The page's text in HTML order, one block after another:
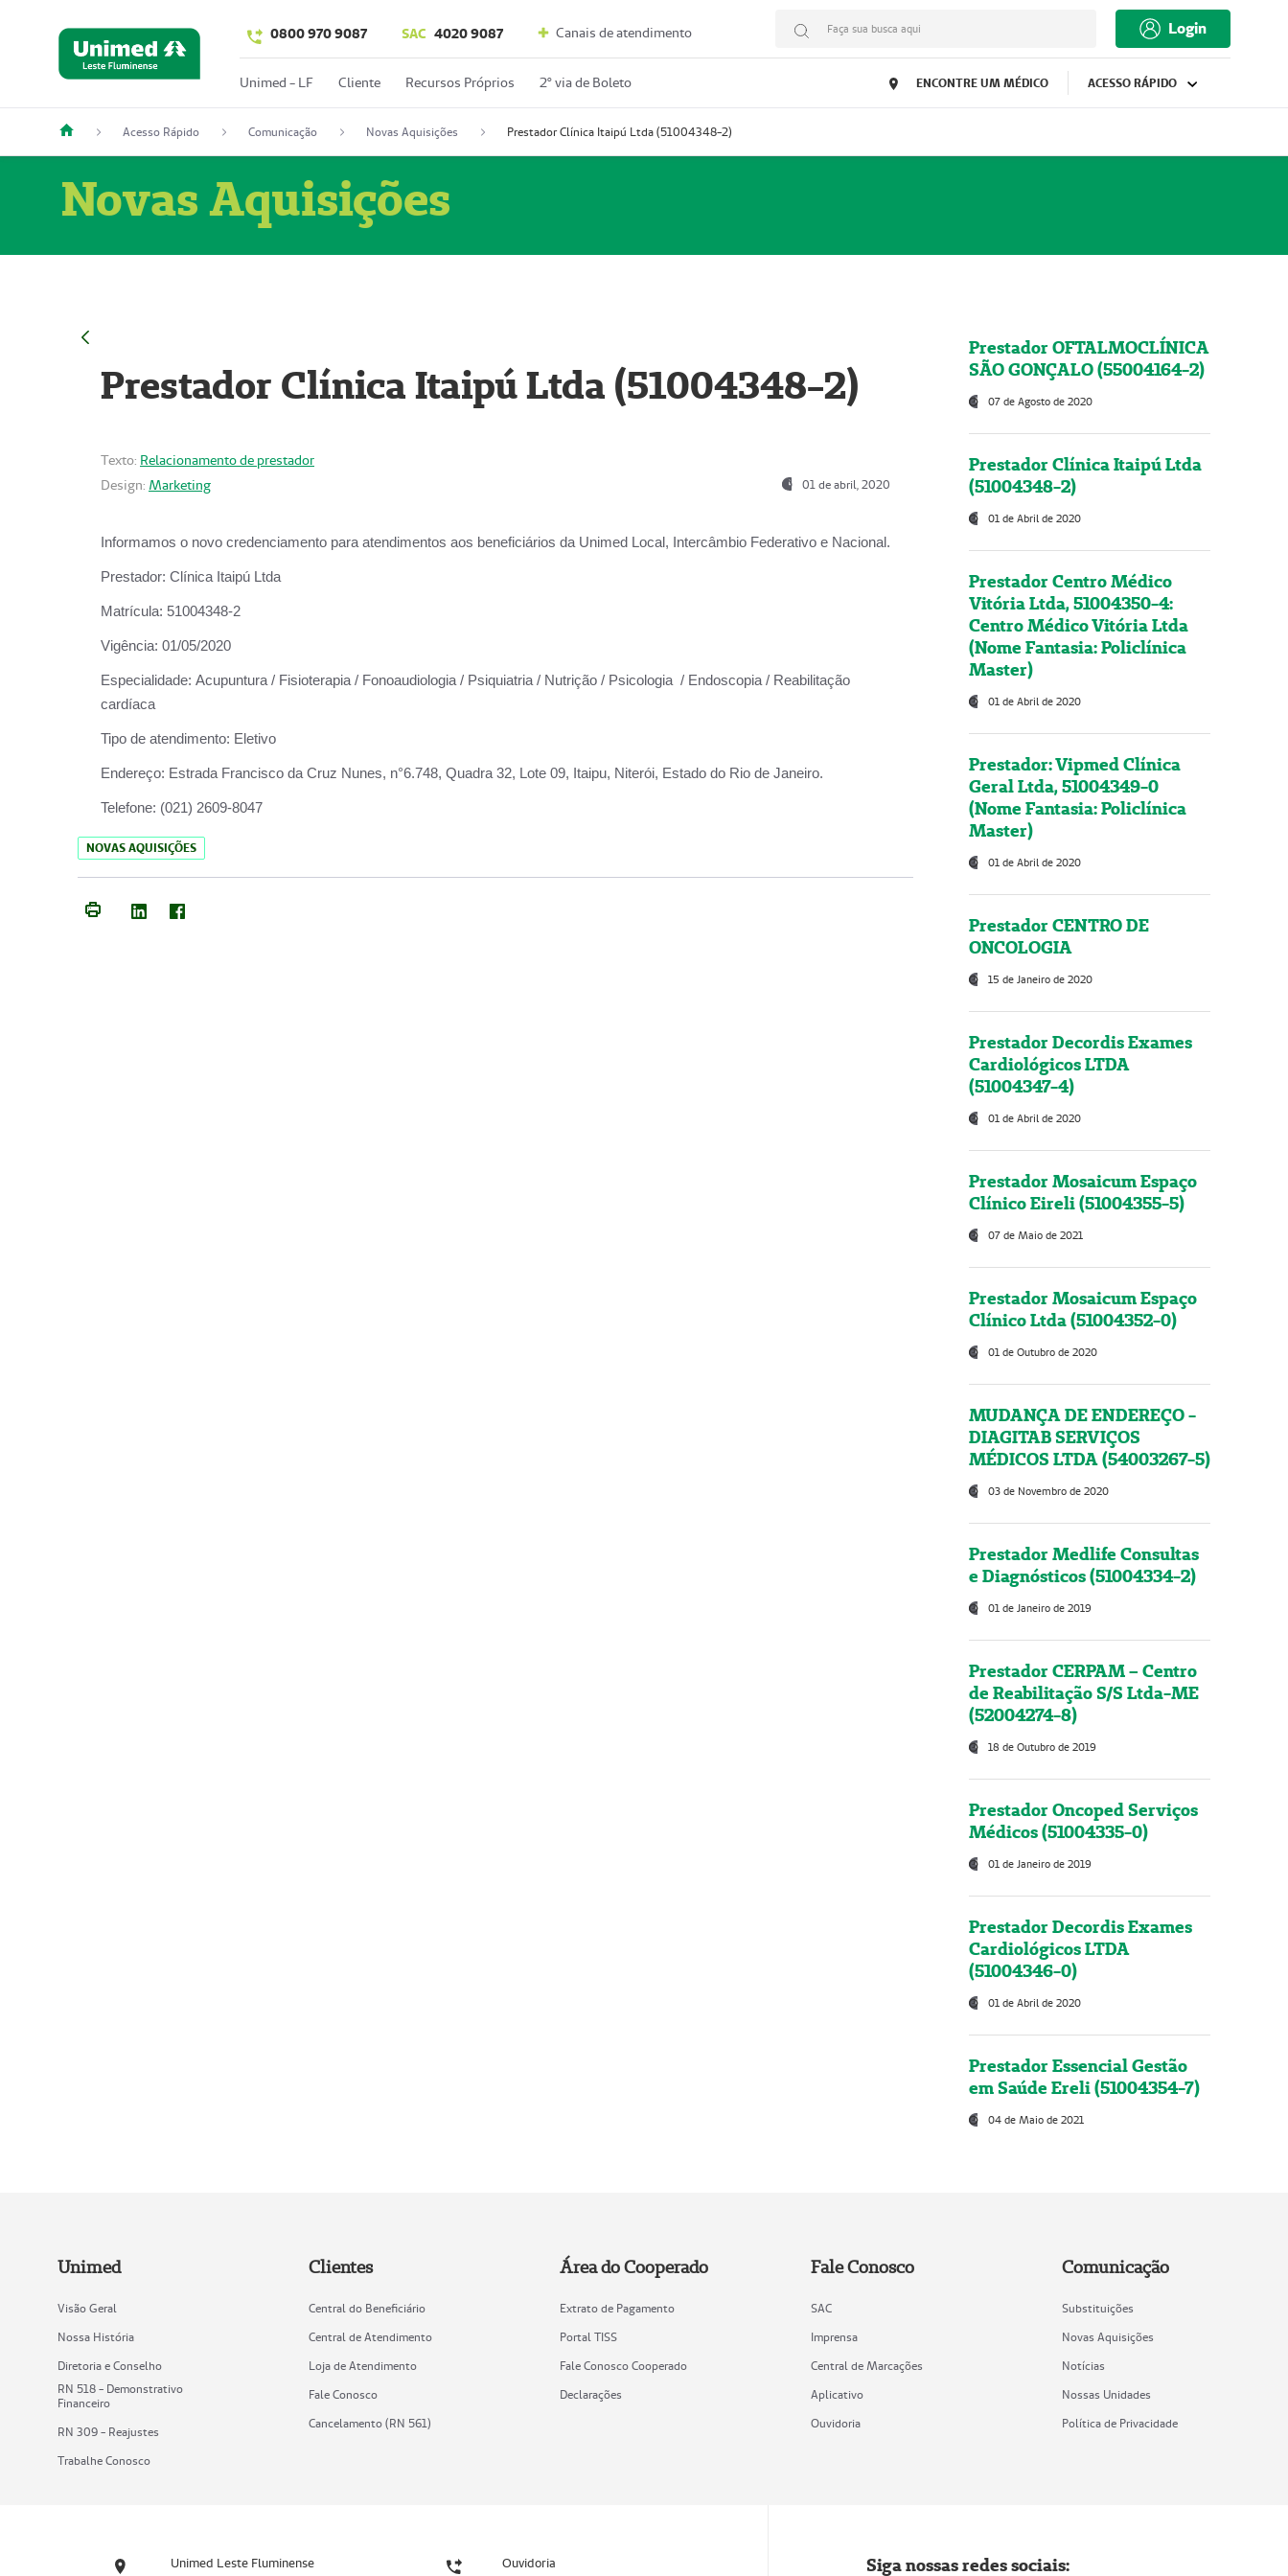
0800 970 9087 SAC 4020 9087 Canais de atendimento Faça sua busca aqui Login
Unimed - LF Cliente Recursos Próprios 2º via de Boleto ENCONTRE UM MÉDICO ACESSO RÁPIDO
Acesso Rápido Comunicação Novas Aquisições Prestador Clínica Itaipú Ltda (51004348-2)
Novas Aquisições
Prestador Clínica Itaipú Ltda (51004348-2)
Texto: Relacionamento de prestador
Design: Marketing 01 de abril, 2020
Informamos o novo credenciamento para atendimentos aos beneficiários da Unimed Local, Intercâmbio Federativo e Nacional.
Prestador: Clínica Itaipú Ltda
Matrícula: 51004348-2
Vigência: 01/05/2020
Especialidade: Acupuntura / Fisioterapia / Fonoaudiologia / Psiquiatria / Nutrição / Psicologia / Endoscopia / Reabilitação
cardíaca
Tipo de atendimento: Eletivo
Endereço: Estrada Francisco da Cruz Nunes, n°6.748, Quadra 32, Lote 09, Itaipu, Niterói, Estado do Rio de Janeiro.
Telefone: (021) 2609-8047
NOVAS AQUISIÇÕES
Prestador OFTALMOCLÍNICA
SÃO GONÇALO (55004164-2)
07 de Agosto de 2020
Prestador Clínica Itaipú Ltda
(51004348-2)
01 de Abril de 2020
Prestador Centro Médico
Vitória Ltda, 51004350-4:
Centro Médico Vitória Ltda
(Nome Fantasia: Policlínica
Master)
01 de Abril de 2020
Prestador: Vipmed Clínica
Geral Ltda, 51004349-0
(Nome Fantasia: Policlínica
Master)
01 de Abril de 2020
Prestador CENTRO DE
ONCOLOGIA
15 de Janeiro de 2020
Prestador Decordis Exames
Cardiológicos LTDA
(51004347-4)
01 de Abril de 2020
Prestador Mosaicum Espaço
Clínico Eireli (51004355-5)
07 de Maio de 2021
Prestador Mosaicum Espaço
Clínico Ltda (51004352-0)
01 de Outubro de 2020
MUDANÇA DE ENDEREÇO -
DIAGITAB SERVIÇOS
MÉDICOS LTDA (54003267-5)
03 de Novembro de 2020
Prestador Medlife Consultas
e Diagnósticos (51004334-2)
01 de Janeiro de 2019
Prestador CERPAM – Centro
de Reabilitação S/S Ltda-ME
(52004274-8)
18 de Outubro de 2019
Prestador Oncoped Serviços
Médicos (51004335-0)
01 de Janeiro de 2019
Prestador Decordis Exames
Cardiológicos LTDA
(51004346-0)
01 de Abril de 2020
Prestador Essencial Gestão
em Saúde Ereli (51004354-7)
04 de Maio de 2021
Unimed
Visão Geral
Nossa História
Diretoria e Conselho
RN 518 - Demonstrativo
Financeiro
RN 309 - Reajustes
Trabalhe Conosco
Clientes
Central do Beneficiário
Central de Atendimento
Loja de Atendimento
Fale Conosco
Cancelamento (RN 561)
Área do Cooperado
Extrato de Pagamento
Portal TISS
Fale Conosco Cooperado
Declarações
Fale Conosco
SAC
Imprensa
Central de Marcações
Aplicativo
Ouvidoria
Comunicação
Substituições
Novas Aquisições
Notícias
Nossas Unidades
Política de Privacidade
Unimed Leste Fluminense Ouvidoria Siga nossas redes sociais: